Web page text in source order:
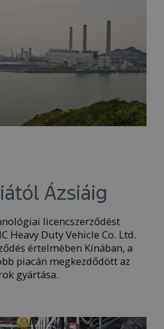
Ázsiáig
licencszerződést
Heavy Duty Vehicle Co. Ltd.
értelmében Kínában, a
piacán megkezdődött az
gyártása.